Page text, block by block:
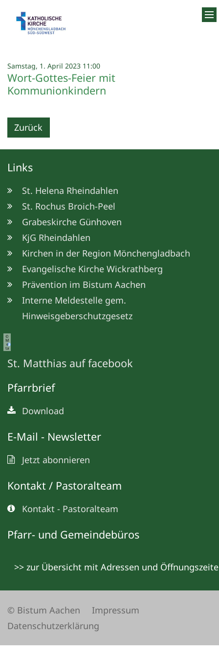
Samstag, 1. April 2023 11:00:
Wort-Gottes-Feier mit
Kommunionkindern
Zurück
Links
St. Helena Rheindahlen
St. Rochus Broich-Peel
Grabeskirche Günhoven
KjG Rheindahlen
Kirchen in der Region Mönchengladbach
Evangelische Kirche Wickrathberg
Prävention im Bistum Aachen
Interne Meldestelle gem.
Hinweisgeberschutzgesetz
©
M
e
ta
St. Matthias auf facebook
Pfarrbrief
Download
E-Mail - Newsletter
Jetzt abonnieren
Kontakt / Pastoralteam
Kontakt - Pastoralteam
Pfarr- und Gemeindebüros
>> zur Übersicht mit Adressen und
© Bistum Aachen
Impressum
Datenschutzerklärung